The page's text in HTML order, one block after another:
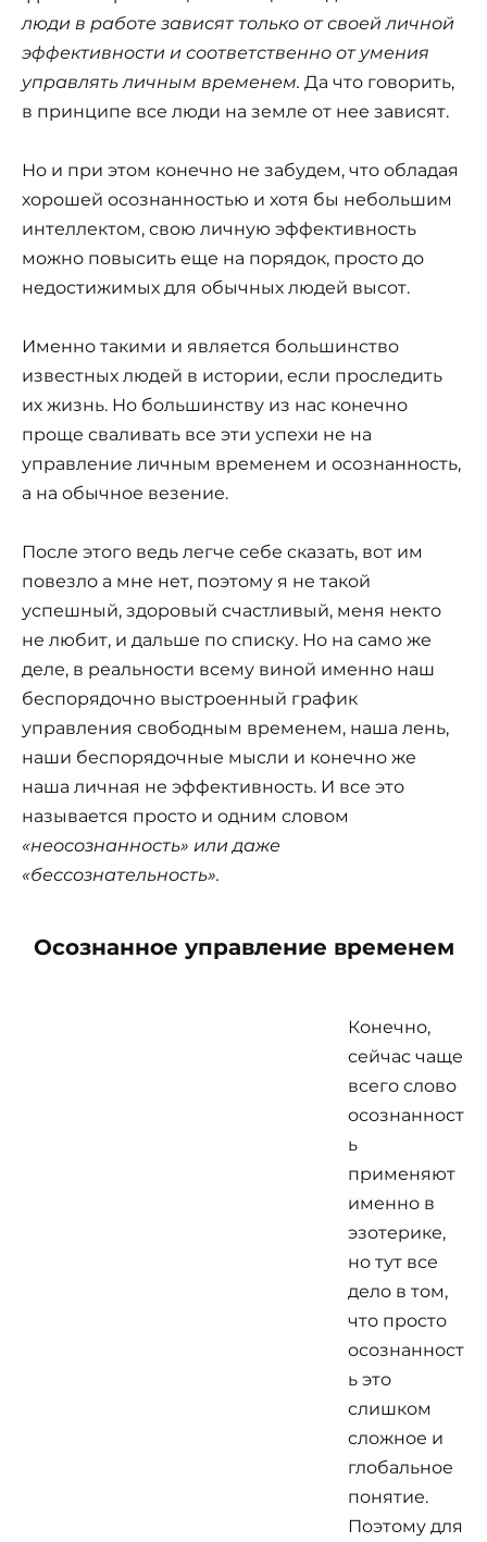
люди в работе зависят только от своей личной
эффективности и соответственно от умения
управлять личным временем. Да что говорить,
в принципе все люди на земле от нее зависят.
Но и при этом конечно не забудем, что обладая
хорошей осознанностью и хотя бы небольшим
интеллектом, свою личную эффективность
можно повысить еще на порядок, просто до
недостижимых для обычных людей высот.
Именно такими и является большинство
известных людей в истории, если проследить
их жизнь. Но большинству из нас конечно
проще сваливать все эти успехи не на
управление личным временем и осознанность,
а на обычное везение.
После этого ведь легче себе сказать, вот им
повезло а мне нет, поэтому я не такой
успешный, здоровый счастливый, меня некто
не любит, и дальше по списку. Но на само же
деле, в реальности всему виной именно наш
беспорядочно выстроенный график
управления свободным временем, наша лень,
наши беспорядочные мысли и конечно же
наша личная не эффективность. И все это
называется просто и одним словом
«неосознанность» или даже
«бессознательность».
Осознанное управление временем
Конечно,
сейчас чаще
всего слово
осознанност
ь
применяют
именно в
эзотерике,
но тут все
дело в том,
что просто
осознанност
ь это
слишком
сложное и
глобальное
понятие.
Поэтому для